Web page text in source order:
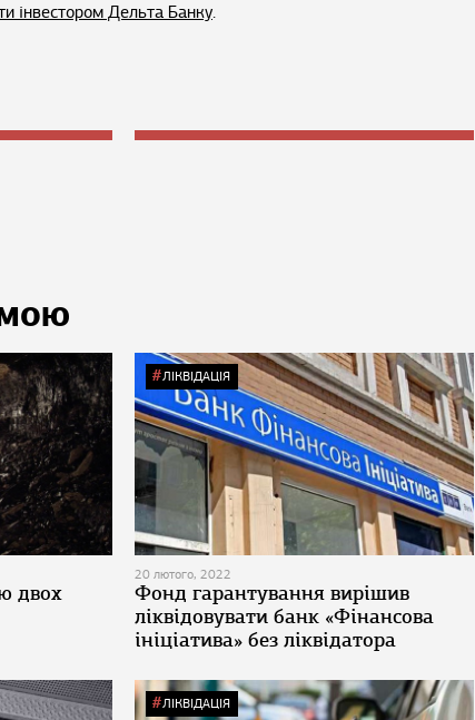
інвестором Дельта Банку.
двох
ЛІКВІДАЦІЯ
20 лютого, 2022
Фонд гарантування вирішив
ліквідовувати банк «Фінансова
ініціатива» без ліквідатора
ЛІКВІДАЦІЯ